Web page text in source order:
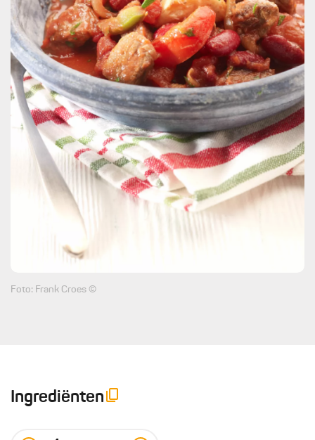
Foto: Frank Croes ©
Ingrediënten